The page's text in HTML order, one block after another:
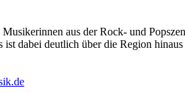
aus der Rock- und
dabei deutlich über die Region